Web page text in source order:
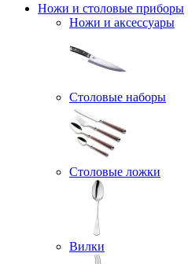
Ножи и столовые приборы
Ножи и аксессуары
Столовые наборы
Столовые ложки
Вилки